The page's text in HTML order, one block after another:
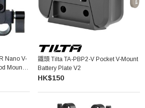
Nano V-
Mount V
鐵頭 Tilta TA-PBP2-V Pocket V-Mount
Battery Plate V2
HK$150